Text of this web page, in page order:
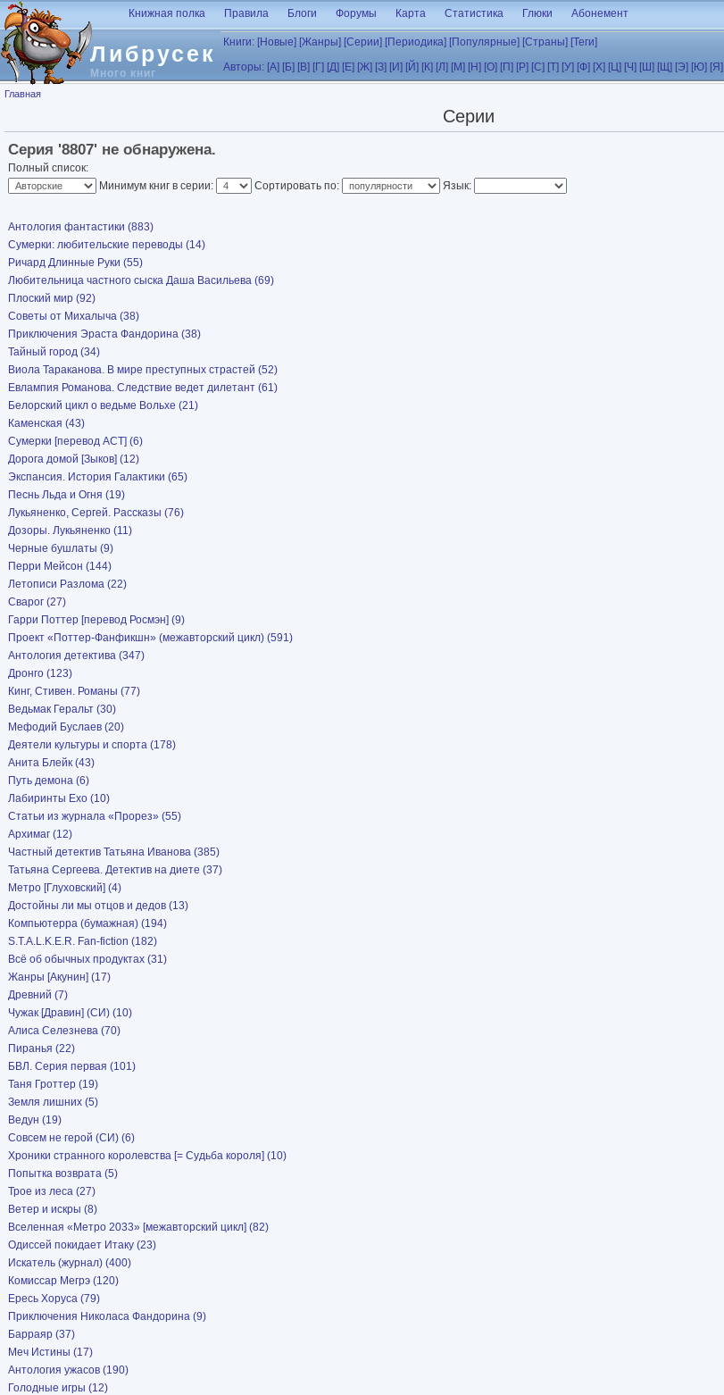
Перейти к основному содержанию
Либрусек
Много книг
Книжная полка Правила Блоги Форумы Карта Статистика Глюки Абонемент
Книги: [Новые] [Жанры] [Серии] [Периодика] [Популярные] [Страны] [Теги]
Авторы: [А] [Б] [В] [Г] [Д] [Е] [Ж] [З] [И] [Й] [К] [Л] [М] [Н] [О] [П] [Р] [С] [Т] [У] [Ф] [Х] [Ц] [Ч] [Ш] [Щ] [Э] [Ю] [Я]
Вы здесь
Главная
Серии
Серия '8807' не обнаружена.
Полный список:
Минимум книг в серии:
Сортировать по: Язык:
Антология фантастики (883)
Сумерки: любительские переводы (14)
Ричард Длинные Руки (55)
Любительница частного сыска Даша Васильева (69)
Плоский мир (92)
Советы от Михалыча (38)
Приключения Эраста Фандорина (38)
Тайный город (34)
Виола Тараканова. В мире преступных страстей (52)
Евлампия Романова. Следствие ведет дилетант (61)
Белорский цикл о ведьме Вольхе (21)
Каменская (43)
Сумерки [перевод АСТ] (6)
Дорога домой [Зыков] (12)
Экспансия. История Галактики (65)
Песнь Льда и Огня (19)
Лукьяненко, Сергей. Рассказы (76)
Дозоры. Лукьяненко (11)
Черные бушлаты (9)
Перри Мейсон (144)
Летописи Разлома (22)
Сварог (27)
Гарри Поттер [перевод Росмэн] (9)
Проект «Поттер-Фанфикшн» (межавторский цикл) (591)
Антология детектива (347)
Дронго (123)
Кинг, Стивен. Романы (77)
Ведьмак Геральт (30)
Мефодий Буслаев (20)
Деятели культуры и спорта (178)
Анита Блейк (43)
Путь демона (6)
Лабиринты Ехо (10)
Статьи из журнала «Прорез» (55)
Архимаг (12)
Частный детектив Татьяна Иванова (385)
Татьяна Сергеева. Детектив на диете (37)
Метро [Глуховский] (4)
Достойны ли мы отцов и дедов (13)
Компьютерра (бумажная) (194)
S.T.A.L.K.E.R. Fan-fiction (182)
Всё об обычных продуктах (31)
Жанры [Акунин] (17)
Древний (7)
Чужак [Дравин] (СИ) (10)
Алиса Селезнева (70)
Пиранья (22)
БВЛ. Серия первая (101)
Таня Гроттер (19)
Земля лишних (5)
Ведун (19)
Совсем не герой (СИ) (6)
Хроники странного королевства [= Судьба короля] (10)
Попытка возврата (5)
Трое из леса (27)
Ветер и искры (8)
Вселенная «Метро 2033» [межавторский цикл] (82)
Одиссей покидает Итаку (23)
Искатель (журнал) (400)
Комиссар Мегрэ (120)
Ересь Хоруса (79)
Приключения Николаса Фандорина (9)
Барраяр (37)
Меч Истины (17)
Антология ужасов (190)
Голодные игры (12)